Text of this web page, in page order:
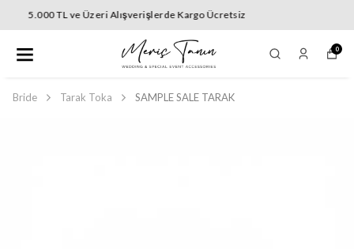
5.000 TL ve Üzeri Alışverişlerde Kargo Ücretsiz
0
Bride Tarak Toka SAMPLE SALE TARAK